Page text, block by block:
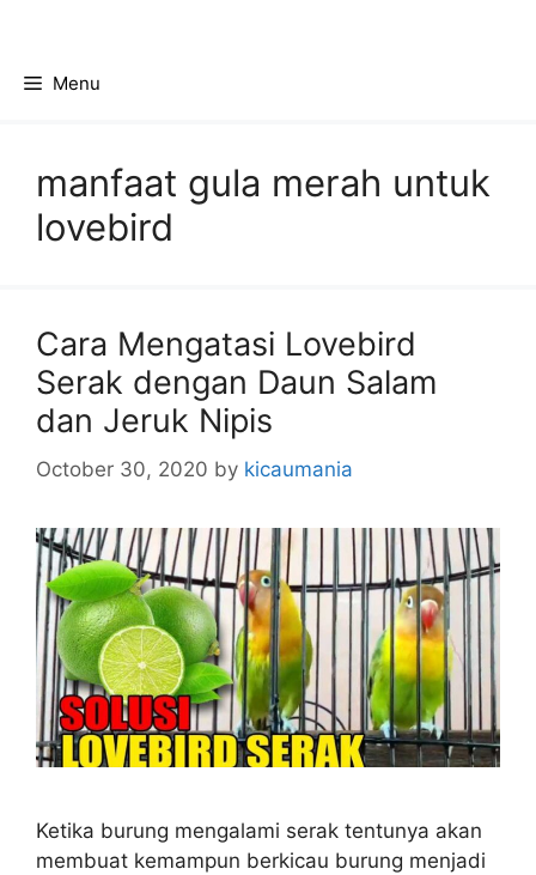
contentMenu
manfaat gula merah untuk
lovebird
Cara Mengatasi Lovebird
Serak dengan Daun Salam
dan Jeruk Nipis
October 30, 2020 by kicaumania
Ketika burung mengalami serak tentunya akan
membuat kemampun berkicau burung menjadi